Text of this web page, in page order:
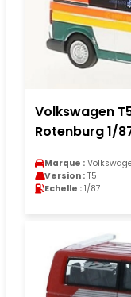
Volkswagen
Rotenburg 1/
Marque :
Version : T5
Echelle : 1/87